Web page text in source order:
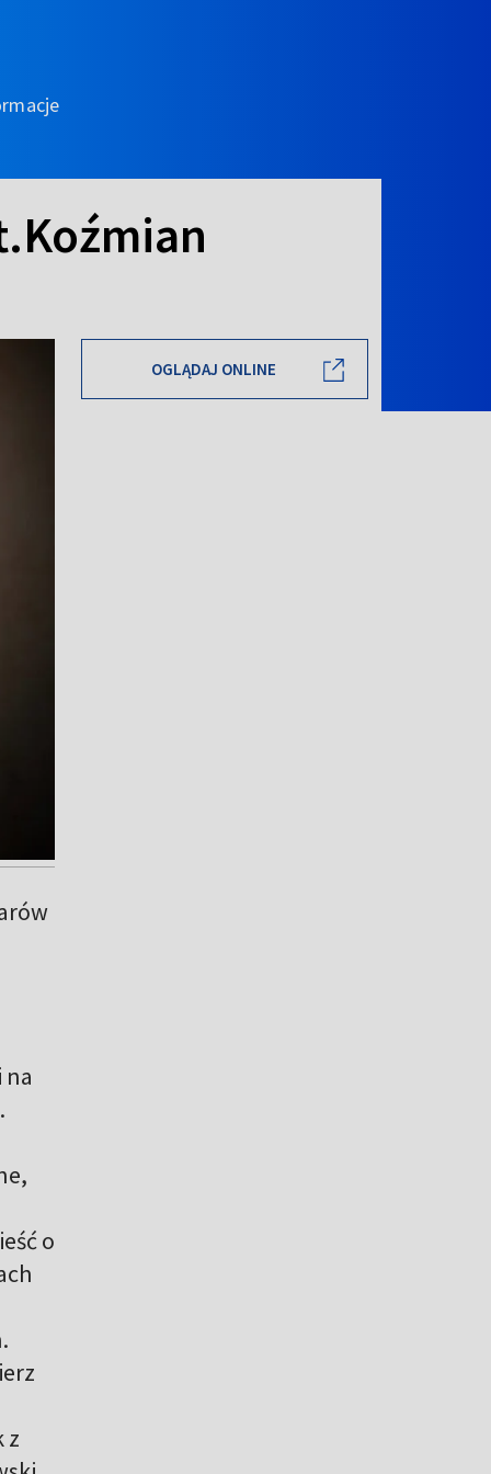
o
z
OGLĄDAJ ONLINE